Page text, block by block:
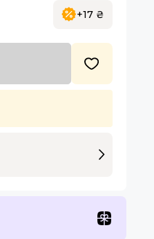
+17 ₴